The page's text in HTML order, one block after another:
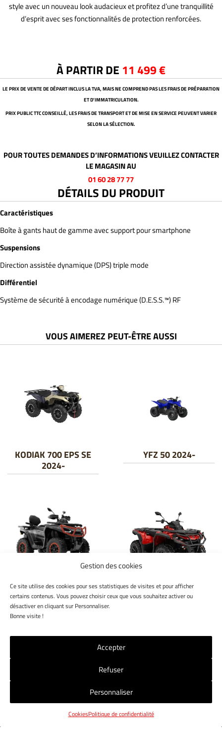
Gestion des cookies
Ce site utilise des cookies pour ses statistiques de visites et pour afficher
certains contenus. Vous pouvez choisir ceux que vous souhaitez activer ou
désactiver en cliquant sur Personnaliser.
Bonne visite !
Accepter
Refuser
Personnaliser
CookiesPolitique de confidentialité
style avec un nouveau look audacieux et profitez d’une tranquillité
d’esprit avec ses fonctionnalités de protection renforcées.
À PARTIR DE 11 499 €
LE PRIX DE VENTE DE DÉPART INCLUS LA TVA, MAIS NE COMPREND PAS LES FRAIS DE PRÉPARATION
ET D’IMMATRICULATION.
PRIX PUBLIC TTC CONSEILLÉ, LES FRAIS DE TRANSPORT ET DE MISE EN SERVICE PEUVENT VARIER
SELON LA SÉLECTION.
POUR TOUTES DEMANDES D’INFORMATIONS VEUILLEZ CONTACTER
LE MAGASIN AU
01 60 28 77 77
DÉTAILS DU PRODUIT
Caractéristiques
Boîte à gants haut de gamme avec support pour smartphone
Suspensions
Direction assistée dynamique (DPS) triple mode
Différentiel
Système de sécurité à encodage numérique (D.E.S.S.™) RF
VOUS AIMEREZ PEUT-ÊTRE AUSSI
KODIAK 700 EPS SE
2024-
YFZ 50 2024-
SNARLER AT10L
VERSION EPS DELUXE
OUTLANDER DPS 1000
© 2023 Jet7Group. Tous droits réservés